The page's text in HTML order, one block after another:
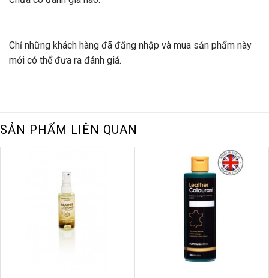
Chỉ những khách hàng đã đăng nhập và mua sản phẩm này
mới có thể đưa ra đánh giá.
SẢN PHẨM LIÊN QUAN